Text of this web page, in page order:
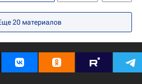
наука
Качество жизни
Здоровье
20 материалов